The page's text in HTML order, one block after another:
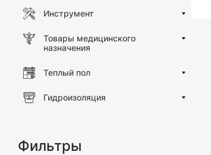
Инструмент
Товары медицинского
назначения
Теплый пол
Гидроизоляция
Фильтры